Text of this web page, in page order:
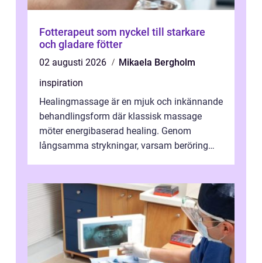
Fotterapeut som nyckel till starkare
och gladare fötter
02 augusti 2026
Mikaela Bergholm
inspiration
Healingmassage är en mjuk och inkännande
behandlingsform där klassisk massage
möter energibaserad healing. Genom
långsamma strykningar, varsam beröring